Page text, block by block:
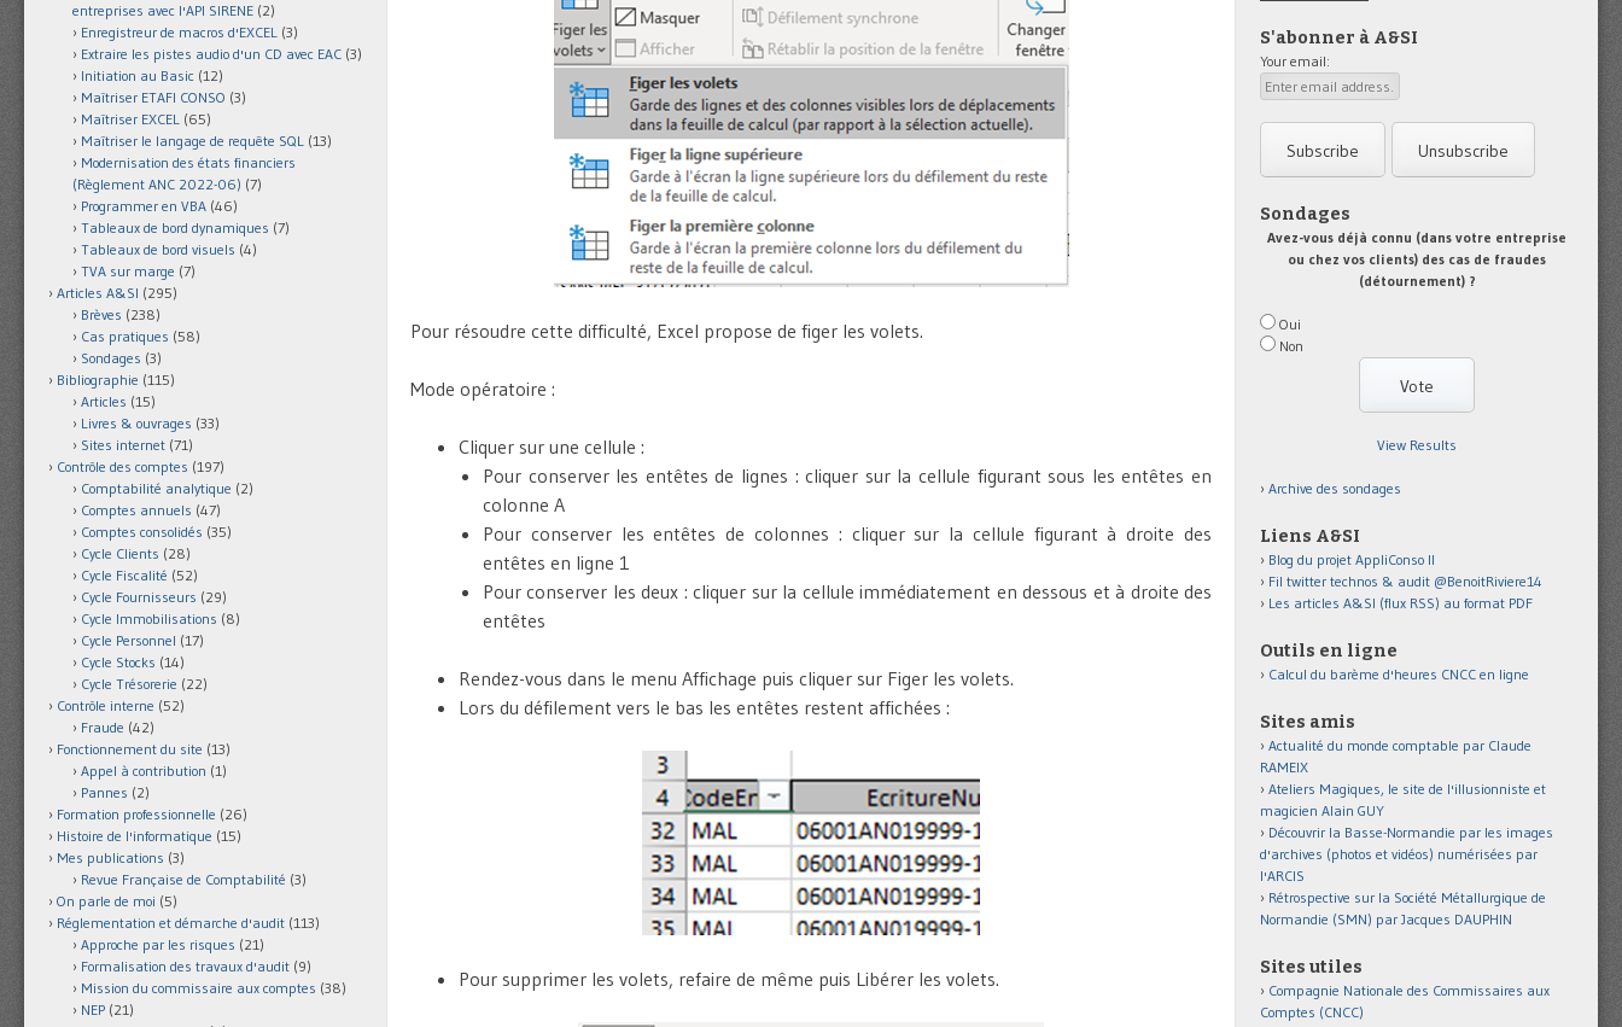
Pour résoudre cette difficulté, Excel propose de figer les volets.
Mode opératoire :
Cliquer sur une cellule :
Pour conserver les entêtes de lignes : cliquer sur la cellule figurant sous les entêtes en
colonne A
Pour conserver les entêtes de colonnes : cliquer sur la cellule figurant à droite des
entêtes en ligne 1
Pour conserver les deux : cliquer sur la cellule immédiatement en dessous et à droite des
entêtes
Rendez-vous dans le menu Affichage puis cliquer sur Figer les volets.
Lors du défilement vers le bas les entêtes restent affichées :
Pour supprimer les volets, refaire de même puis Libérer les volets.
entreprises avec l'API SIRENE (2)
Enregistreur de macros d'EXCEL (3)
Extraire les pistes audio d'un CD avec EAC (3)
Initiation au Basic (12)
Maîtriser ETAFI CONSO (3)
Maîtriser EXCEL (65)
Maîtriser le langage de requête SQL (13)
Modernisation des états financiers
(Règlement ANC 2022-06) (7)
Programmer en VBA (46)
Tableaux de bord dynamiques (7)
Tableaux de bord visuels (4)
TVA sur marge (7)
Articles A&SI (295)
Brèves (238)
Cas pratiques (58)
Sondages (3)
Bibliographie (115)
Articles (15)
Livres & ouvrages (33)
Sites internet (71)
Contrôle des comptes (197)
Comptabilité analytique (2)
Comptes annuels (47)
Comptes consolidés (35)
Cycle Clients (28)
Cycle Fiscalité (52)
Cycle Fournisseurs (29)
Cycle Immobilisations (8)
Cycle Personnel (17)
Cycle Stocks (14)
Cycle Trésorerie (22)
Contrôle interne (52)
Fraude (42)
Fonctionnement du site (13)
Appel à contribution (1)
Pannes (2)
Formation professionnelle (26)
Histoire de l'informatique (15)
Mes publications (3)
Revue Française de Comptabilité (3)
On parle de moi (5)
Réglementation et démarche d'audit (113)
Approche par les risques (21)
Formalisation des travaux d'audit (9)
Mission du commissaire aux comptes (38)
NEP (21)
S'abonner à A&SI
Your email:
Sondages
Avez-vous déjà connu (dans votre entreprise
ou chez vos clients) des cas de fraudes
(détournement) ?
Oui
Non
View Results
Archive des sondages
Liens A&SI
Blog du projet AppliConso II
Fil twitter technos & audit @BenoitRiviere14
Les articles A&SI (flux RSS) au format PDF
Outils en ligne
Calcul du barème d'heures CNCC en ligne
Sites amis
Actualité du monde comptable par Claude
RAMEIX
Ateliers Magiques, le site de l'illusionniste et
magicien Alain GUY
Découvrir la Basse-Normandie par les images
d'archives (photos et vidéos) numérisées par
l'ARCIS
Rétrospective sur la Société Métallurgique de
Normandie (SMN) par Jacques DAUPHIN
Sites utiles
Compagnie Nationale des Commissaires aux
Comptes (CNCC)